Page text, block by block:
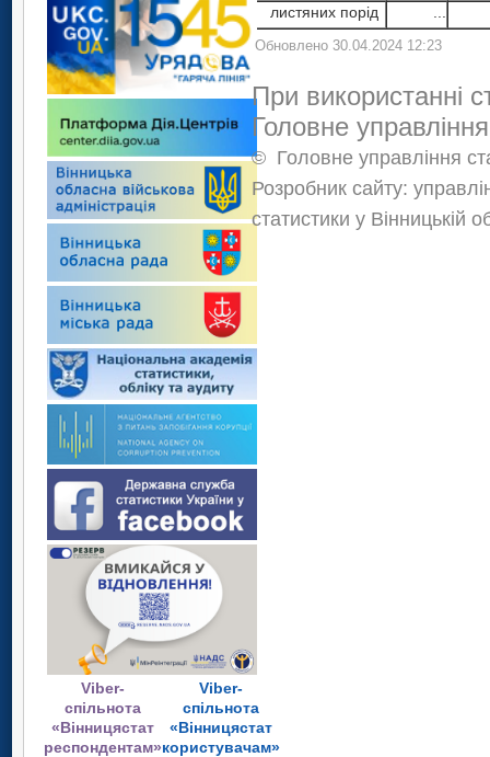
Viber-
спільнота
«Вінницястат
респондентам»
Viber-
спільнота
«Вінницястат
користувачам»
листяних порід
Обновлено 30.04.2024 12:23
При використанні
Головне
© Головне управління
Розробник сайту:
статистики у Вінницькій